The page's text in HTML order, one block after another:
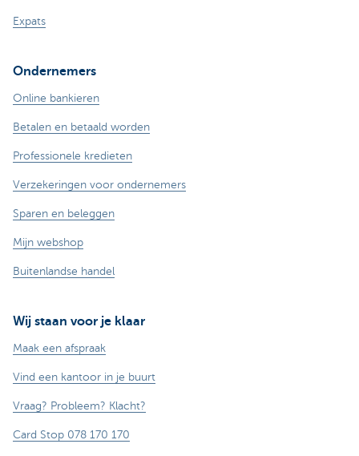
Expats
Ondernemers
Online bankieren
Betalen en betaald worden
Professionele kredieten
Verzekeringen voor ondernemers
Sparen en beleggen
Mijn webshop
Buitenlandse handel
Wij staan voor je klaar
Maak een afspraak
Vind een kantoor in je buurt
Vraag? Probleem? Klacht?
Card Stop 078 170 170